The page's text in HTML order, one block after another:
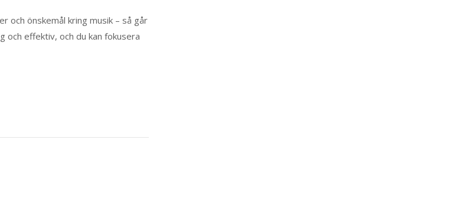
och önskemål kring musik – så går
och effektiv, och du kan fokusera